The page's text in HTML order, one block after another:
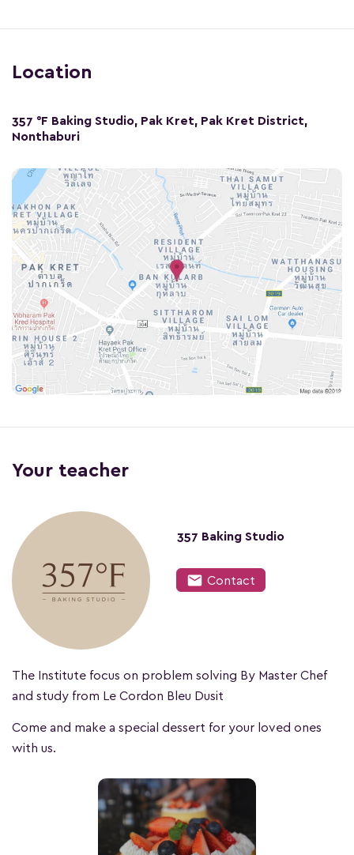
Location
357 °F Baking Studio, Pak Kret, Pak Kret District,
Nonthaburi
Your teacher
357 Baking Studio
mail Contact
The Institute focus on problem solving By Master Chef
and study from Le Cordon Bleu Dusit
Come and make a special dessert for your loved ones
with us.